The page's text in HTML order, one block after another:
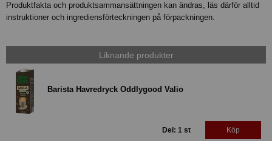
Produktfakta och produktsammansättningen kan ändras, läs därför alltid
instruktioner och ingrediensförteckningen på förpackningen.
Liknande produkter
Barista Havredryck Oddlygood Valio
Del: 1 st Köp